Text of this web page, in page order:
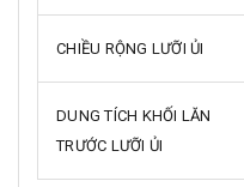
CHIỀU RỘNG LƯỠI ỦI
DUNG TÍCH KHỐI LĂN
TRƯỚC LƯỠI ỦI